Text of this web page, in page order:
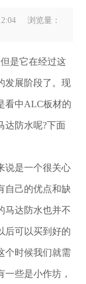
浏览量：
是它在经过这
发展阶段了。现
看中ALC板材的
达防水呢?下面
是一个很关心
自己的优点和缺
马达防水也并不
后可以买到好的
个时候我们就需
些是小作坊，